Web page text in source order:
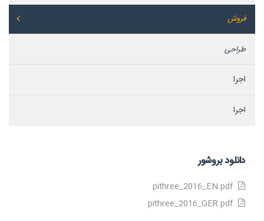
فروش
طراحی
اجرا
اجرا
دانلود بروشور
pithree_2016_EN.pdf
pithree_2016_GER.pdf